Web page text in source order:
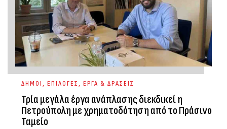
ΔΗΜΟΙ, ΕΠΙΛΟΓΕΣ, ΕΡΓΑ & ΔΡΑΣΕΙΣ
Τρία μεγάλα έργα ανάπλασης διεκδικεί η
Πετρούπολη με χρηματοδότηση από το Πράσινο
Ταμείο